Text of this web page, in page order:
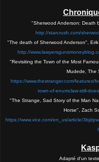
"Sherwood Anderson: Death
http://starcrush.com/
"The death of Sherwood Anderson",
http://
"Revisiting the Town of the Most
Mudede, The
https://www.thestranger.com/features/
town-of-enumclaw-still-
"The Strange, Sad Story of the Man
Horse", Zach
https://www.vice.com/en_us/article/
Adapté d'un